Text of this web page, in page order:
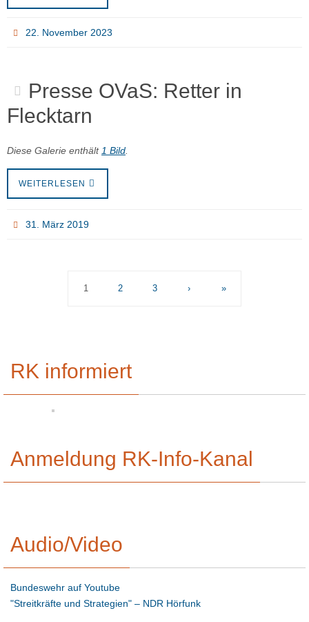
22. November 2023
Presse OVaS: Retter in
Flecktarn
Diese Galerie enthält 1 Bild
WEITERLESEN
31. März 2019
1 2 3 › »
RK informiert
Anmeldung RK-Info-Kanal
Audio/Video
Bundeswehr auf Youtube
"Streitkräfte und Strategien" – NDR Hörfunk